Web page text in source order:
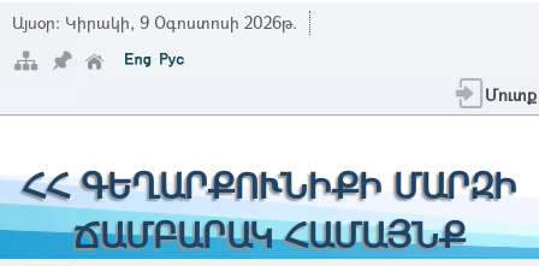
Այսօր: Կիրակի, 9 Օգոստոսի 2026թ.
Մուտք
ՀՀ ԳԵՂԱՐՔՈՒՆԻՔԻ ՄԱՐԶԻ
ՃԱՄԲԱՐԱԿ ՀԱՄԱՅՆՔ